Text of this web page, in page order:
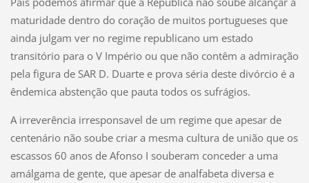
maturidade dentro do coração de muitos portugueses que
ainda julgam ver no regime republicano um estado
transitório para o V Império ou que não contêm a admiração
pela figura de SAR D. Duarte e prova séria deste divórcio é a
êndemica abstenção que pauta todos os sufrágios.
A irreverência irresponsavel de um regime que apesar de
centenário não soube criar a mesma cultura de união que os
escassos 60 anos de Afonso I souberam conceder a uma
amálgama de gente, que apesar de analfabeta diversa e